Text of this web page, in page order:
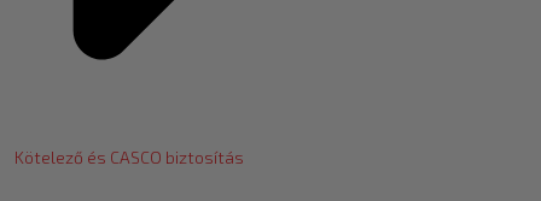
Kötelező és CASCO biztosítás